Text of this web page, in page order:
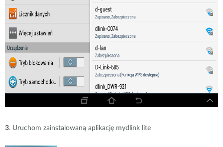
3. Uruchom zainstalowaną aplikację mydlink lite